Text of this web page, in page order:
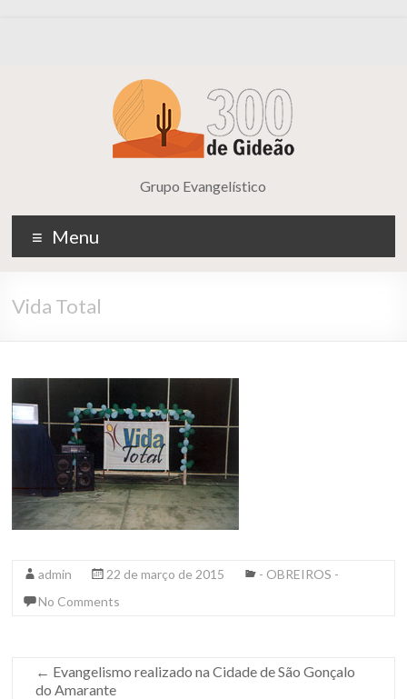
Grupo Evangelístico
Menu
Vida Total
admin 22 de março de 2015
- OBREIROS -
No Comments
← Evangelismo realizado na Cidade de São Gonçalo
do Amarante